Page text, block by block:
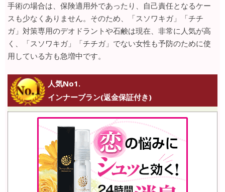
手術の場合は、保険適用外であったり、自己責任となるケー
スも少なくありません。そのため、「スソワキガ」「チチ
ガ」対策専用のデオドラントや石鹸は現在、非常に人気が高
く、「スソワキガ」「チチガ」でない女性も予防のために使
用している方も急増中です。
人気No1.
インナーブラン(返金保証付き)